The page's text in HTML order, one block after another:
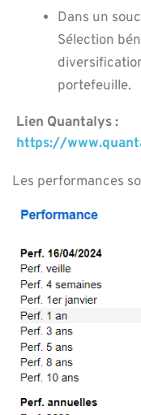
Dans un
Sélection
portefeuille.
Lien Quantalys :
https://
Les performances